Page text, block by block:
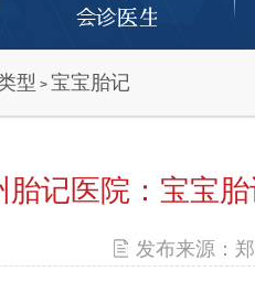
型 > 宝宝胎记
胎记医院：宝宝
发布来源：